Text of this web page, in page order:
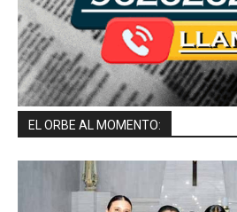
EL ORBE AL MOMENTO: